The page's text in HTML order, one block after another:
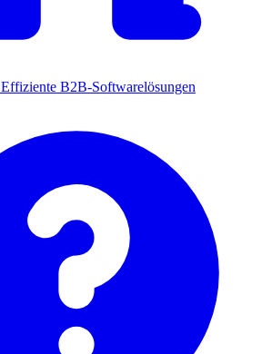
Effiziente B2B-Softwarelösungen